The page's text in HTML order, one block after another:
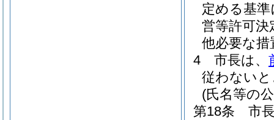
定める基
営等許可決
他必要な
4
市長は、
従わない
(氏名等の
第18条
市